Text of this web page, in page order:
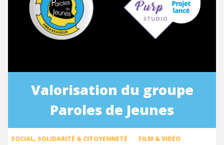
Valorisation du groupe
Paroles de Jeunes
SOCIAL, SOLIDARITÉ & CITOYENNETÉ FILM & VIDÉO